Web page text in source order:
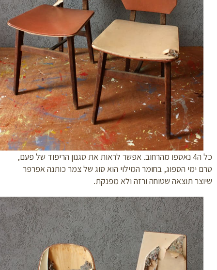
כל ה4 נאספו מהרחוב. אפשר לראות את סגנון הריפוד של פעם,
ימי הספוג, בחומר המילוי הוא סוג של צמר כותנה אפרפר
תוצאה שטוחה ורזה ולא מפנקת.